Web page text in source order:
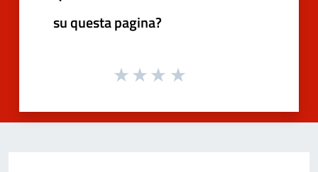
su questa pagina?